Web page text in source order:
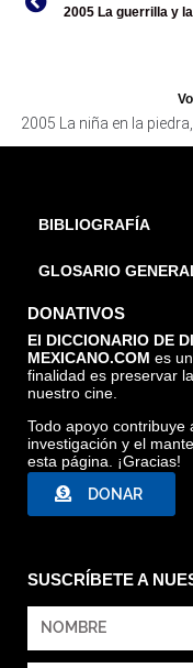
LA NIÑA EN LA
2005 La niña en la
BIBLIOGRAFÍA
GLOSARIO
DONATIVOS
El DICCIONARIO DE
MEXICANO.COM es
finalidad es preservar
nuestro cine.
Todo apoyo contribuye
investigación y el
esta página. ¡Gracias!
DONAR
SUSCRÍBETE A